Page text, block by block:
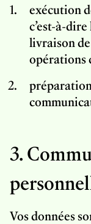
exécution
c’est-à-
livraison
opérations
3.
Vos données